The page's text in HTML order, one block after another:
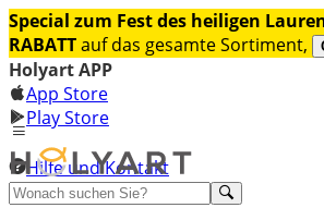
Special zum Fest des heiligen
RABATTauf das gesamte Sortiment,
Holyart APP
App Store
Play Store
Hilfe und Kontakt
Entdecken Sie Premium